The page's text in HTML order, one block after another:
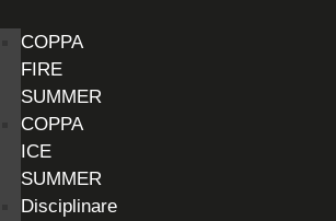
COPPA
FIRE
SUMMER
COPPA
ICE
SUMMER
Disciplinare